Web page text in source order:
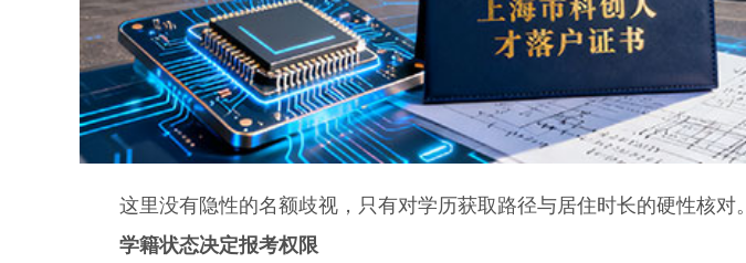
这里没有隐性的名额歧视，只有对学历获取路径与居住时长的硬性核对。
学籍状态决定报考权限